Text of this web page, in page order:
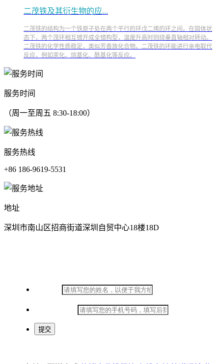
二茂铁及其衍生物的应...
二茂铁的结构为一个铁原子处在两个平行的环戊二烯的环之间。在固体状
态下，两个茂环相互错开成全错构型，温度升高时则绕垂直轴相对转动。
二茂铁的化学性质稳定，类似芳香族化合物。二茂铁的环能进行亲电取代
反应，例如汞化、烷基化、酰基化等反应。
服务时间
（周一至周五 8:30-18:00）
服务热线
+86 186-9619-5531
地址
深圳市南山区招商街道深圳自贸中心18楼18D